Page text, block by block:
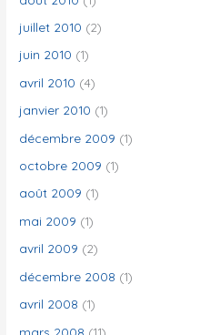
juillet 2010 (2)
juin 2010 (1)
avril 2010 (4)
janvier 2010 (1)
décembre 2009 (1)
octobre 2009 (1)
août 2009 (1)
mai 2009 (1)
avril 2009 (2)
décembre 2008 (1)
avril 2008 (1)
mars 2008 (11)